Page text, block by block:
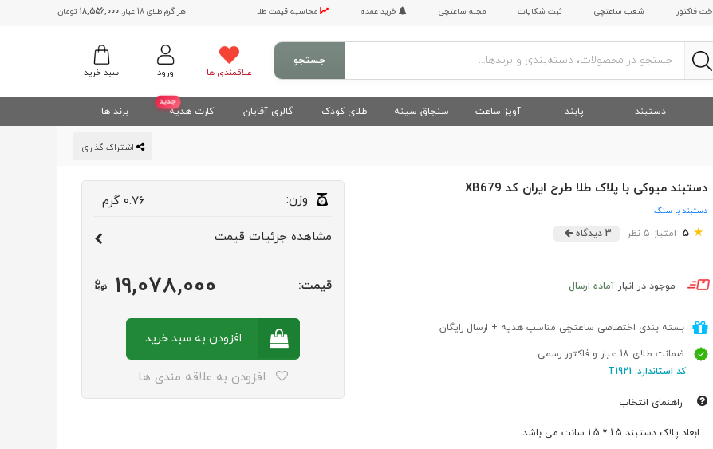
فاکتور شعب ساعتچی ثبت شکایات مجله ساعتچی خرید عمده محاسبه قیمت طلا هر گرم طلای 18 عیار: 18,556,000 تومان
سبد خرید ورود علاقمندی ها
جستجو
دستبند پابند آویز ساعت سنجاق سینه طلای کودک گالری آقایان
جدید
کارت هدیه برند ها
دستبند میوکی با پلاک طلا طرح ایران کد XB679
دستبند با سنگ
★
5 امتیاز 5 نظر 3 دیدگاه
موجود در انبار آماده ارسال
بسته بندی اختصاصی ساعتچی مناسب هدیه + ارسال رایگان
ضمانت طلای 18 عیار و فاکتور رسمی
کد استاندارد: T1921
راهنمای انتخاب
ابعاد پلاک دستبند 1.5 * 1.5 سانت می باشد.
وزن: 0.76 گرم
مشاهده جزئیات قیمت
قیمت: 19,078,000
افزودن به سبدخرید
افزودن به علاقه مندی ها